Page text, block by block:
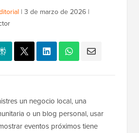
| 3 de marzo de 2026 |
un negocio local, una
o un blog personal, usar
eventos próximos tiene